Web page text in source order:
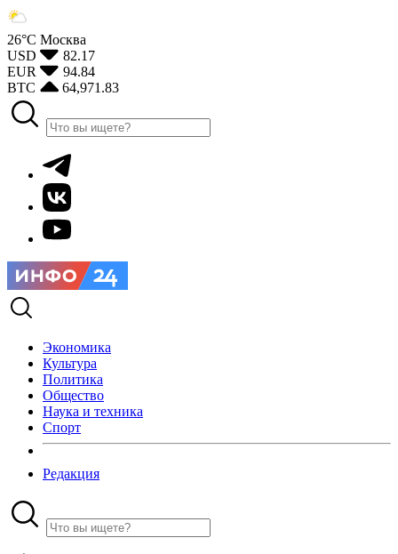
26°С Москва
USD
82.17
EUR
94.84
BTC
64,971.83
Экономика
Культура
Политика
Общество
Наука и техника
Спорт
Редакция